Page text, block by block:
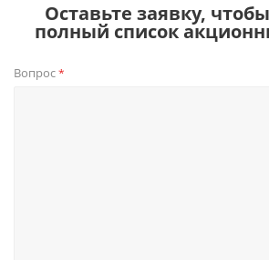
Оставьте заявку,
полный список
Вопрос*